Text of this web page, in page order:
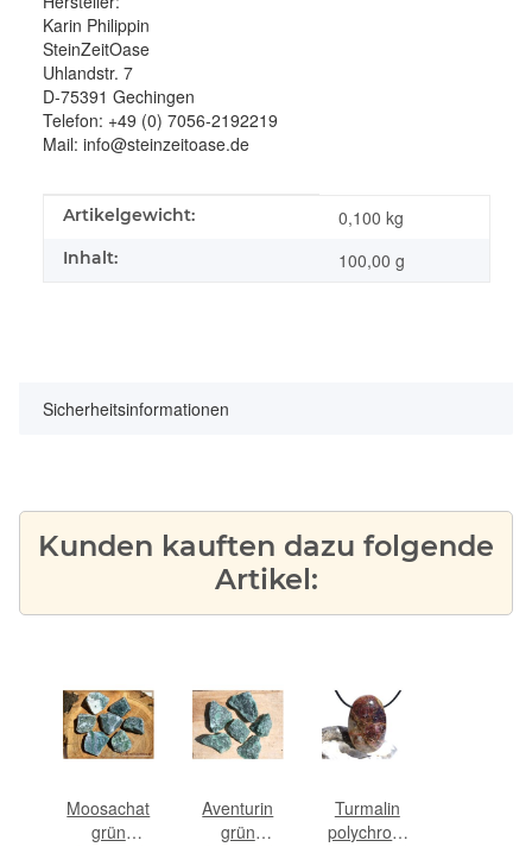
Karin Philippin
SteinZeitOase
Uhlandstr. 7
D-75391 Gechingen
Telefon: +49 (0) 7056-2192219
Mail: info@steinzeitoase.de
Produkteigenschaft
Wert
Artikelgewicht: 0,100 kg
Inhalt: 100,00 g
Sicherheitsinformationen
Kunden kauften dazu folgende
Artikel:
Moosachat
grün
Aventurin
grün
Turmalin
polychrom